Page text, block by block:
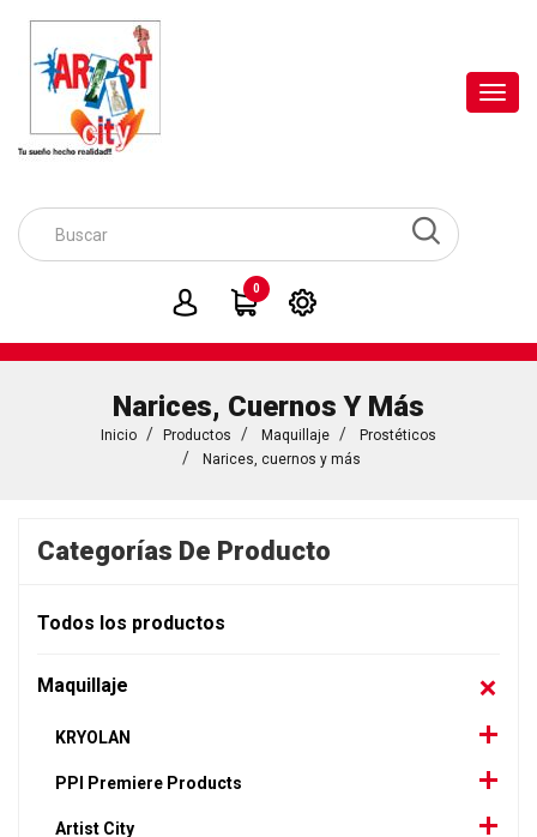
0
Narices, Cuernos Y Más
Inicio Productos Maquillaje
Prostéticos
Narices, cuernos y más
Categorías De Producto
Todos los productos
Maquillaje
KRYOLAN
PPI Premiere Products
Artist City